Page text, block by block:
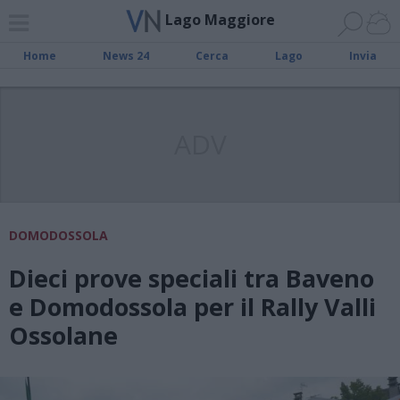
Lago Maggiore
Home News 24 Cerca Lago Invia
DOMODOSSOLA
Dieci prove speciali tra Baveno
e Domodossola per il Rally Valli
Ossolane